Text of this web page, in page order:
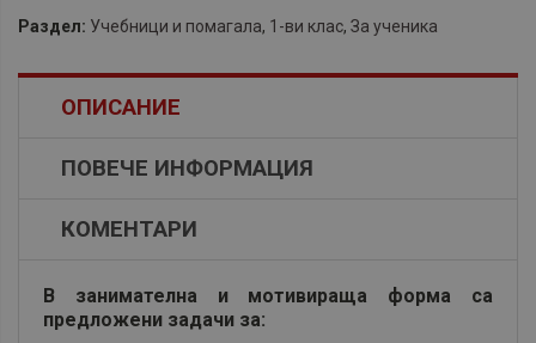
Раздел: Учебници и помагала, 1-ви клас, За ученика
ОПИСАНИЕ
ПОВЕЧЕ ИНФОРМАЦИЯ
КОМЕНТАРИ
В занимателна и мотивираща форма са
предложени задачи за: